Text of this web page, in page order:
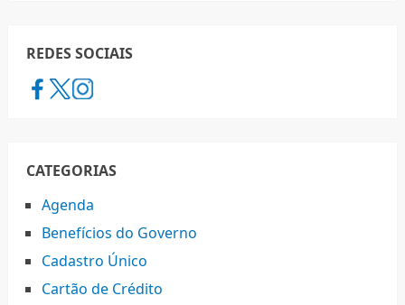
REDES SOCIAIS
CATEGORIAS
Agenda
Benefícios do Governo
Cadastro Único
Cartão de Crédito